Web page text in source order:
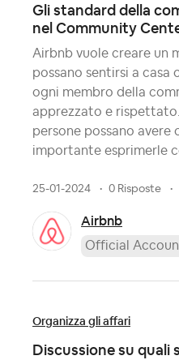
Gli standard della
nel Community
Airbnb vuole creare un
possano sentirsi a casa
ogni membro della
apprezzato e
persone possano avere
importante esprimerle
25-01-2024 0 Risposte
Airbnb
Official
Organizza gli affari
Discussione su quali